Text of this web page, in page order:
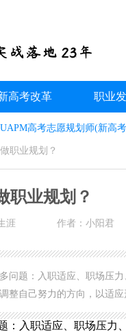
高考改革 职业
UAPM高考志愿规划师(新高
职业规划？
职业规划？
涯 作者：小阳君
问题：入职适应、职场压
整自己努力的方向，以适应
：入职适应、职场压力